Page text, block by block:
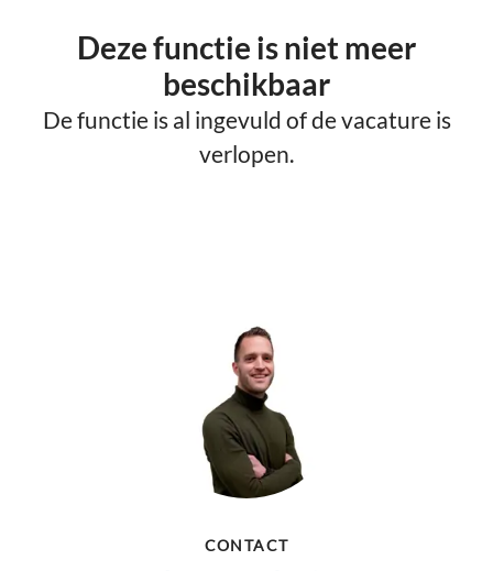
Deze functie is niet meer
beschikbaar
De functie is al ingevuld of de vacature is
verlopen.
CONTACT